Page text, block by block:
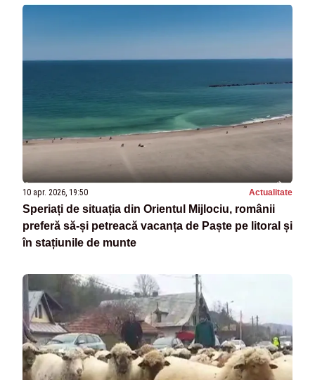
10 apr. 2026, 19:50 Actualitate
Speriați de situația din Orientul Mijlociu, românii
preferă să-și petreacă vacanța de Paște pe litoral și
în stațiunile de munte